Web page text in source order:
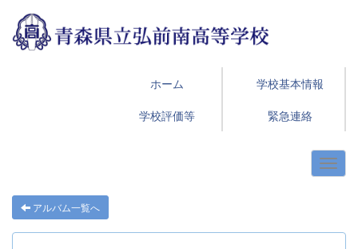
ホーム
学校基本情報
学校評価等
緊急連絡
アルバム一覧へ